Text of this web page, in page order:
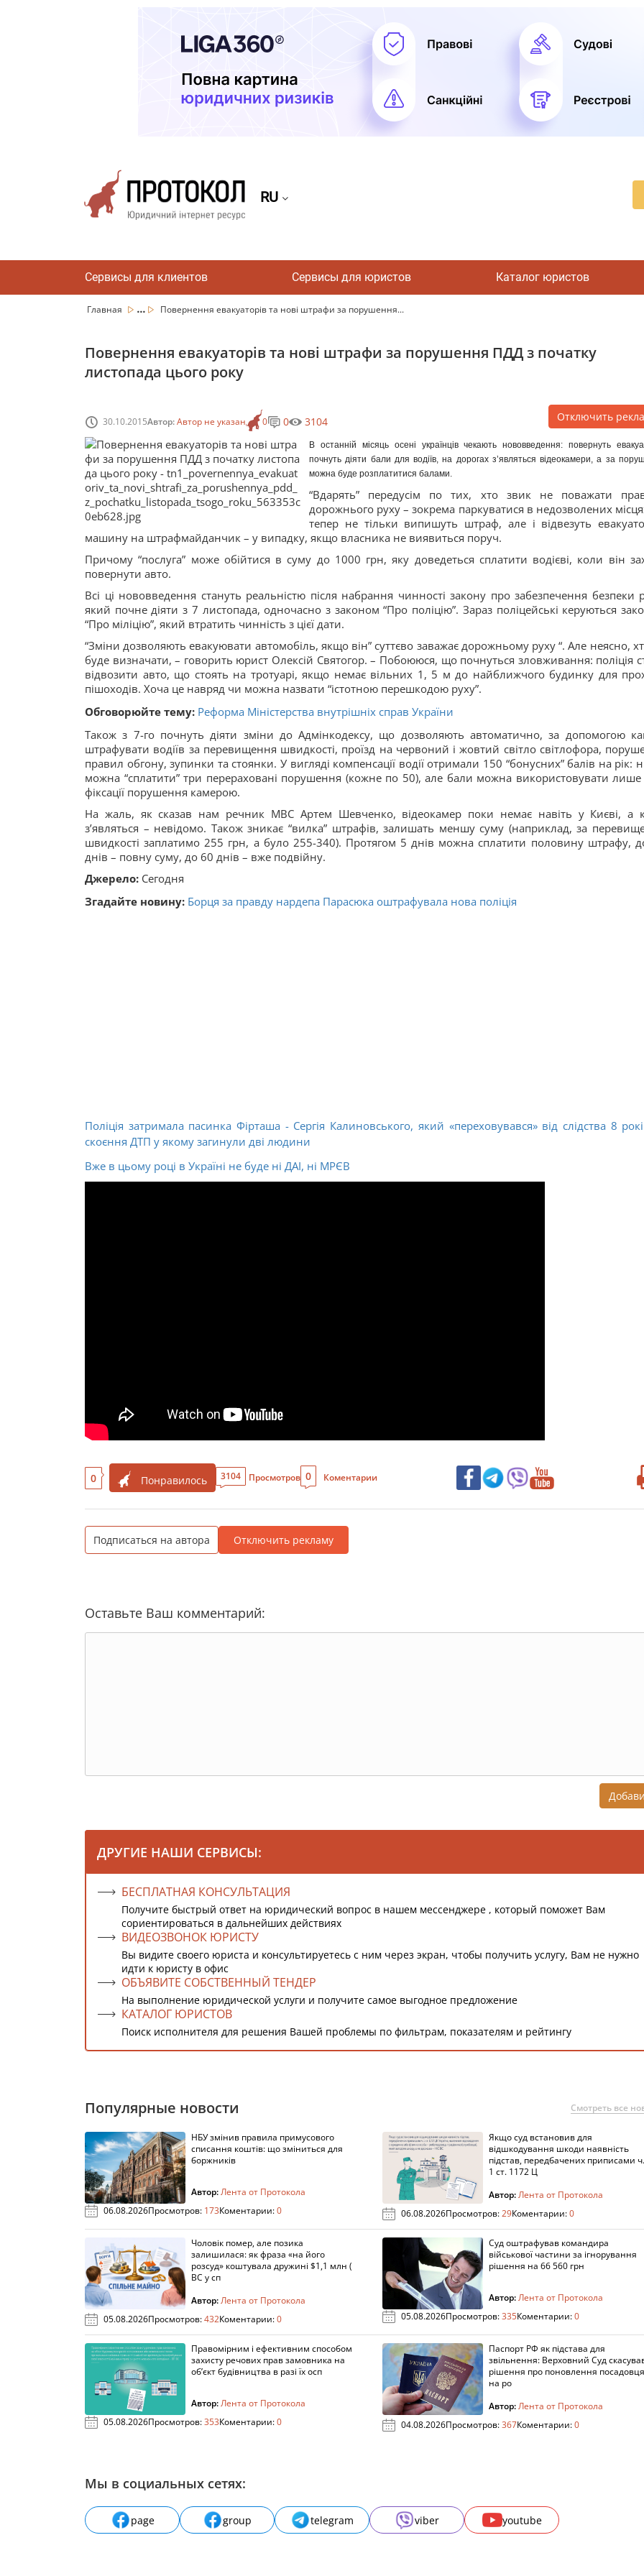
RU
Сервисы для клиентов Сервисы для юристов Каталог юристов
Главная ... Повернення евакуаторів та нові штрафи за порушення...
Повернення евакуаторів та нові штрафи за порушення ПДД з початку
листопада цього року
30.10.2015Автор:Автор не указан 0 0 3104 Отключить
В останній місяць осені українців чекають нововведення: повернуть
почнуть діяти бали для водіїв, на дорогах з’являться відеокамери, а за
можна буде розплатитися балами.
“Вдарять” передусім по тих, хто звик не поважати
дорожнього руху – зокрема паркуватися в недозволених
тепер не тільки випишуть штраф, але і відвезуть
машину на штрафмайданчик – у випадку, якщо власника не виявиться поруч.
Причому “послуга” може обійтися в суму до 1000 грн, яку доведеться сплатити водієві, коли він
повернути авто.
Всі ці нововведення стануть реальністю після набрання чинності закону про забезпечення безпеки
який почне діяти з 7 листопада, одночасно з законом “Про поліцію”. Зараз поліцейські керуються
“Про міліцію”, який втратить чинність з цієї дати.
“Зміни дозволяють евакуювати автомобіль, якщо він” суттєво заважає дорожньому руху “. Але неясно,
буде визначати, – говорить юрист Олексій Святогор. – Побоююся, що почнуться зловживання: поліція
відвозити авто, що стоять на тротуарі, якщо немає вільних 1, 5 м до найближчого будинку для
пішоходів. Хоча це навряд чи можна назвати “істотною перешкодою руху”.
Обговорюйте тему: Реформа Міністерства внутрішніх справ України
Також з 7-го почнуть діяти зміни до Адмінкодексу, що дозволяють автоматично, за допомогою
штрафувати водіїв за перевищення швидкості, проїзд на червоний і жовтий світло світлофора,
правил обгону, зупинки та стоянки. У вигляді компенсації водії отримали 150 “бонусних” балів на рік:
можна “сплатити” три перераховані порушення (кожне по 50), але бали можна використовувати
фіксації порушення камерою.
На жаль, як сказав нам речник МВС Артем Шевченко, відеокамер поки немає навіть у Києві, а
з’являться – невідомо. Також зникає “вилка” штрафів, залишать меншу суму (наприклад, за
швидкості заплатимо 255 грн, а було 255-340). Протягом 5 днів можна сплатити половину штрафу,
днів – повну суму, до 60 днів – вже подвійну.
Джерело: Сегодня
Згадайте новину: Борця за правду нардепа Парасюка оштрафувала нова поліція
Поліція затримала пасинка Фірташа - Сергія Калиновського, який «переховувався» від слідства 8
скоєння ДТП у якому загинули дві людини
Вже в цьому році в Україні не буде ні ДАІ, ні МРЄВ
0 Понравилось 3104 Просмотров 0 Коментарии
Подписаться на автора Отключить рекламу
Оставьте Ваш комментарий:
ДРУГИЕ НАШИ СЕРВИСЫ:
БЕСПЛАТНАЯ КОНСУЛЬТАЦИЯ
Получите быстрый ответ на юридический вопрос в нашем мессенджере , который поможет Вам
сориентироваться в дальнейших действиях
ВИДЕОЗВОНОК ЮРИСТУ
Вы видите своего юриста и консультируетесь с ним через экран, чтобы получить услугу, Вам не нужно
идти к юристу в офис
ОБЪЯВИТЕ СОБСТВЕННЫЙ ТЕНДЕР
На выполнение юридической услуги и получите самое выгодное предложение
КАТАЛОГ ЮРИСТОВ
Поиск исполнителя для решения Вашей проблемы по фильтрам, показателям и рейтингу
Популярные новости Смотреть все
НБУ змінив правила примусового
списання коштів: що зміниться для
боржників
Автор:Лента от Протокола
06.08.2026Просмотров: 173Коментарии:0
Якщо суд встановив для
відшкодування шкоди наявність
підстав, передбачених приписами ч.
1 ст. 1172 Ц
Автор:Лента от Протокола
06.08.2026Просмотров:29Коментарии:0
Чоловік помер, але позика
залишилася: як фраза «на його
розсуд» коштувала дружині $1,1 млн (
ВС у сп
Автор:Лента от Протокола
05.08.2026Просмотров:432Коментарии:0
Суд оштрафував командира
військової частини за ігнорування
рішення на 66 560 грн
Автор:Лента от Протокола
05.08.2026Просмотров:335Коментарии:0
Правомірним і ефективним способом
захисту речових прав замовника на
об’єкт будівництва в разі їх осп
Автор:Лента от Протокола
05.08.2026Просмотров:353Коментарии:0
Паспорт РФ як підстава для
звільнення: Верховний Суд
рішення про поновлення посадовця
на ро
Автор:Лента от Протокола
04.08.2026Просмотров:367Коментарии:0
Мы в социальных сетях:
page group telegram viber youtube